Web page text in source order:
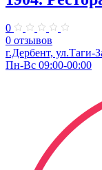
0
0 отзывов
г.Дербент, ​ул.​Таги-
Пн-Вс 09:00-00:00